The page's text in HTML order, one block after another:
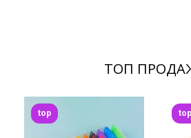
ТОП
top top